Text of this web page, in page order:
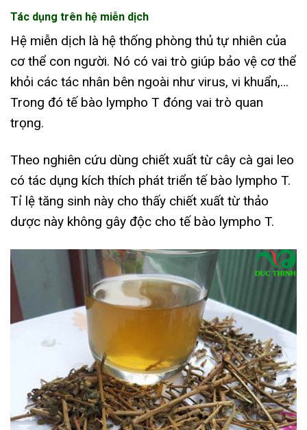
Tác dụng trên hệ miễn dịch
Hệ miễn dịch là hệ thống phòng thủ tự nhiên của
cơ thể con người. Nó có vai trò giúp bảo vệ cơ thể
khỏi các tác nhân bên ngoài như virus, vi khuẩn,…
Trong đó tế bào lympho T đóng vai trò quan
trọng.
Theo nghiên cứu dùng chiết xuất từ cây cà gai leo
có tác dụng kích thích phát triển tế bào lympho T.
Tỉ lệ tăng sinh này cho thấy chiết xuất từ thảo
dược này không gây độc cho tế bào lympho T.